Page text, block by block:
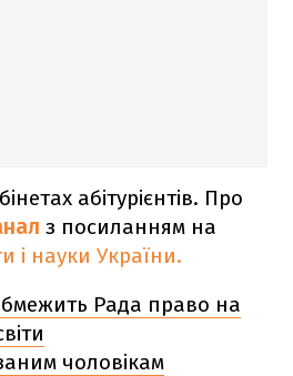
абітурієнтів. Про
з посиланням на
і науки України.
Рада право на
чоловікам